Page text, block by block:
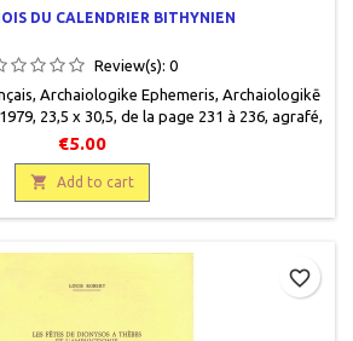
DU CALENDRIER BITHYNIEN
Review(s): 0
Archaiologike Ephemeris, Archaiologikē
23,5 x 30,5, de la page 231 à 236, agrafé,
occasion. Bon état.49 g.
€5.00
 Add to cart
favorite_border